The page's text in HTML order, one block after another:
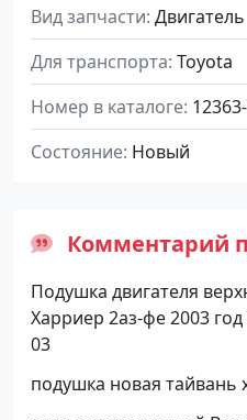
Вид запчасти Двигатель
Для транспорта Toyota
Номер в каталоге
Состояние Новый
Комментарий
Подушка двигателя
Харриер 2аз-фе 2003 год
03
подушка новая тайвань